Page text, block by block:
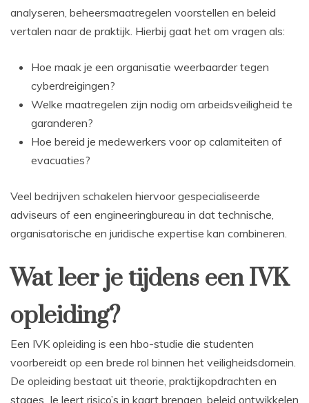
analyseren, beheersmaatregelen voorstellen en beleid
vertalen naar de praktijk. Hierbij gaat het om vragen als:
Hoe maak je een organisatie weerbaarder tegen
cyberdreigingen?
Welke maatregelen zijn nodig om arbeidsveiligheid te
garanderen?
Hoe bereid je medewerkers voor op calamiteiten of
evacuaties?
Veel bedrijven schakelen hiervoor gespecialiseerde
adviseurs of een engineeringbureau in dat technische,
organisatorische en juridische expertise kan combineren.
Wat leer je tijdens een IVK
opleiding?
Een IVK opleiding is een hbo-studie die studenten
voorbereidt op een brede rol binnen het veiligheidsdomein.
De opleiding bestaat uit theorie, praktijkopdrachten en
stages. Je leert risico’s in kaart brengen, beleid ontwikkelen